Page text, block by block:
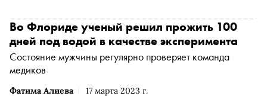
Фатима Алиева 17 марта 2023 г.
Во Флориде ученый решил прожить 100
дней под водой в качестве эксперимента
Состояние мужчины регулярно проверяет команда
медиков